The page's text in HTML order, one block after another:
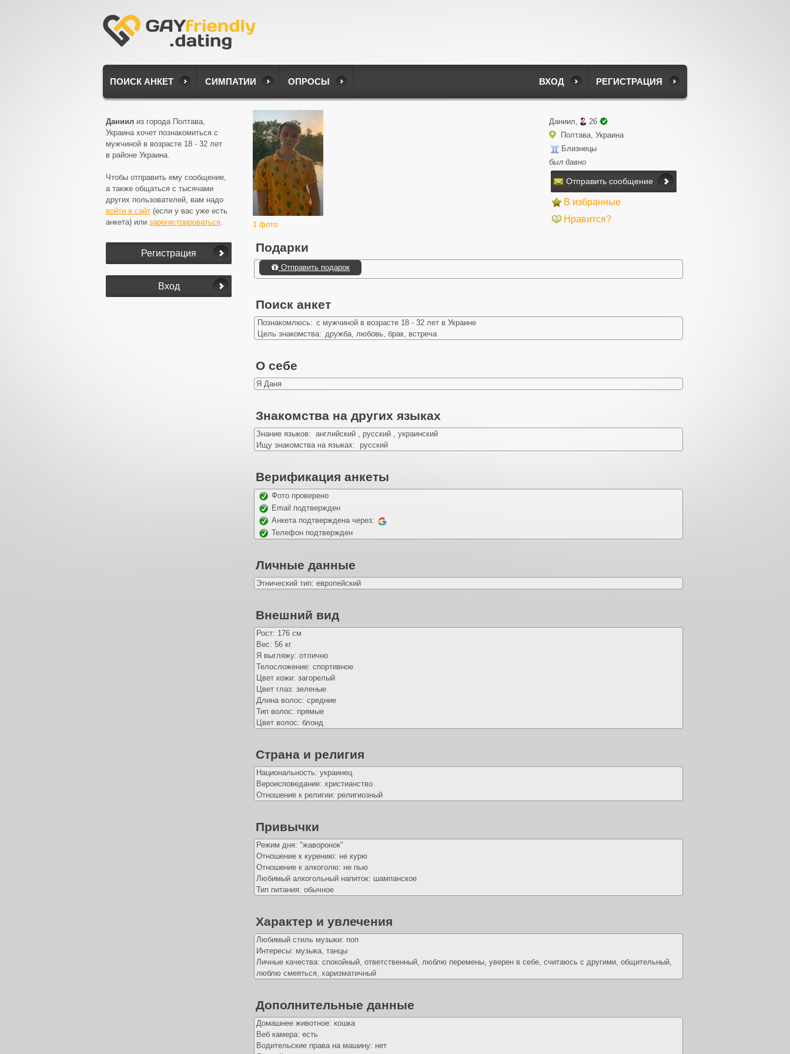
ПОИСК АНКЕТ СИМПАТИИ ОПРОСЫ РЕГИСТРАЦИЯ
ВХОД
Даниил из города Полтава,
Украина хочет познакомиться с
мужчиной в возрасте 18 - 32 лет
в районе Украина.
Чтобы отправить ему сообщение,
а также общаться с тысячами
других пользователей, вам надо
войти в сайт (если у вас уже есть
анкета) или зарегистрироваться. 1 фото
Даниил,
26
Полтава, Украина
Близнецы
был давно
Отправить сообщение
В избранные
Нравится?
Подарки
Отправить подарок
Поиск анкет
Познакомлюсь: с мужчиной в возрасте 18 - 32 лет в Украине
Цель знакомства: дружба, любовь, брак, встреча
О себе
Я Даня
Знакомства на других языках
Знание языков: английский , русский , украинский
Ищу знакомства на языках: русский
Верификация анкеты
Фото проверено
Email подтвержден
Анкета подтверждена через:
Телефон подтвержден
Личные данные
Этнический тип: европейский
Внешний вид
Рост: 176 см
Вес: 56 кг
Я выгляжу: отлично
Телосложение: спортивное
Цвет кожи: загорелый
Цвет глаз: зеленые
Длина волос: средние
Тип волос: прямые
Цвет волос: блонд
Страна и религия
Национальность: украинец
Вероисповедание: христианство
Отношение к религии: религиозный
Привычки
Режим дня: "жаворонок"
Отношение к курению: не курю
Отношение к алкоголю: не пью
Любимый алкогольный напиток: шампанское
Тип питания: обычное
Характер и увлечения
Любимый стиль музыки: поп
Интересы: музыка, танцы
Личные качества: спокойный, ответственный, люблю перемены, уверен в себе, считаюсь с другими, общительный,
люблю смеяться, харизматичный
Дополнительные данные
Домашнее животное: кошка
Веб камера: есть
Водительские права на машину: нет